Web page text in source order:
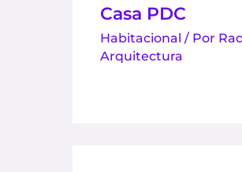
Casa PDC
Habitacional / Por
Arquitectura